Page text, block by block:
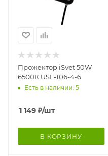
Прожектор iSvet 50W
6500К USL-106-4-6
Есть в наличии: 5
1 149 ₽/шт
В КОРЗИНУ